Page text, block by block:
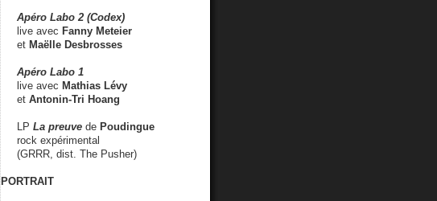
Apéro Labo 2 (Codex)
live avec Fanny Meteier
et Maëlle Desbrosses
Apéro Labo 1
live avec Mathias Lévy
et Antonin-Tri Hoang
LP La preuve de Poudingue
rock expérimental
(GRRR, dist. The Pusher)
PORTRAIT